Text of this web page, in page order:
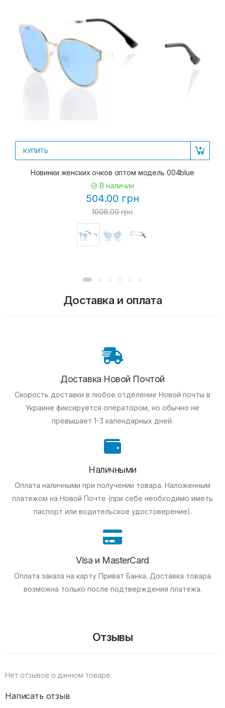
КУПИТЬ
Новинки женских очков оптом модель 004blue
В наличии
504.00 грн
1008.00 грн
Доставка и оплата
Доставка Новой Почтой
Скорость доставки в любое отделение Новой почты в
Украине фиксируется оператором, но обычно не
превышает 1-3 календарных дней.
Наличными
Оплата наличными при получении товара. Наложенным
платежом на Новой Почте (при себе необходимо иметь
паспорт или водительское удостоверение).
Visa и MasterCard
Оплата заказа на карту Приват Банка. Доставка товара
возможна только после подтверждения платежа.
Отзывы
Нет отзывов о данном товаре.
Написать отзыв